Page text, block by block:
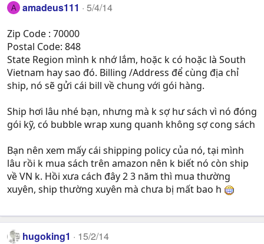
A amadeus111 5/4/14
Zip Code : 70000
Postal Code: 848
State Region mình k nhớ lắm, hoặc k có hoặc là South
Vietnam hay sao đó. Billing /Address để cùng địa chỉ
ship, nó sẽ gửi cái bill về chung với gói hàng.
Ship hơi lâu nhé bạn, nhưng mà k sợ hư sách vì nó đóng
gói kỹ, có bubble wrap xung quanh không sợ cong sách
Bạn nên xem mấy cái shipping policy của nó, tại mình
lâu rồi k mua sách trên amazon nên k biết nó còn ship
về VN k. Hồi xưa cách đây 2 3 năm thì mua thường
xuyên, ship thường xuyên mà chưa bị mất bao h
hugoking1 15/2/14